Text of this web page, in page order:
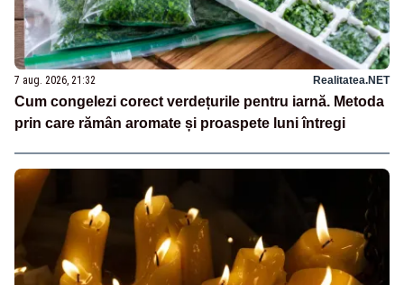
7 aug. 2026, 21:32 Realitatea.NET
Cum congelezi corect verdețurile pentru iarnă. Metoda
prin care rămân aromate și proaspete luni întregi